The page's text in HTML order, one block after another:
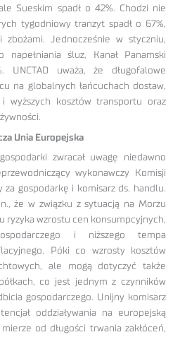
Sueskim spadł o 42%. Chodzi nie
tygodniowy tranzyt spadł o 67%,
Jednocześnie w styczniu,
śluz, Kanał Panamski
UNCTAD uważa, że długofalowe
na globalnych łańcuchach dostaw,
wyższych kosztów transportu oraz
Unia Europejska
zwracał uwagę niedawno
wykonawczy Komisji
za gospodarkę i komisarz ds. handlu.
że w związku z sytuacją na Morzu
ryzyka wzrostu cen konsumpcyjnych,
i niższego tempa
Póki co wzrosty kosztów
ale mogą dotyczyć także
co jest jednym z czynników
gospodarczego. Unijny komisarz
oddziaływania na europejską
od długości trwania zakłóceń,